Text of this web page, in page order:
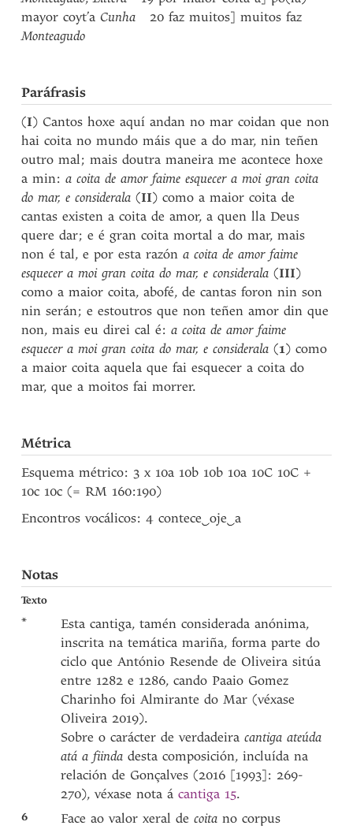
mayor coyt’aCunha 20 faz muitos] muitos faz
Monteagudo
Paráfrasis
(I) Cantos hoxe aquí andan no mar coidan que non
hai coita no mundo máis que a do mar, nin teñen
outro mal; mais doutra maneira me acontece hoxe
a min:a coita de amor faime esquecer a moi gran coita
do mar, e considerala (II) como a maior coita de
cantas existen a coita de amor, a quen lla Deus
quere dar; e é gran coita mortal a do mar, mais
non é tal, e por esta razóna coita de amor faime
esquecer a moi gran coita do mar, e considerala (III)
como a maior coita, abofé, de cantas foron nin son
nin serán; e estoutros que non teñen amor din que
non, mais eu direi cal é:a coita de amor faime
esquecer a moi gran coita do mar, e considerala (1) como
a maior coita aquela que fai esquecer a coita do
mar, que a moitos fai morrer.
Métrica
Esquema métrico: 3 x 10a 10b 10b 10a 10C 10C +
10c 10c (= RM 160:190)
Encontros vocálicos: 4 contece ‿oje ‿a
Notas
Texto
*
Esta cantiga, tamén considerada anónima,
inscrita na temática mariña, forma parte do
ciclo que António Resende de Oliveira sitúa
entre 1282 e 1286, cando Paaio Gomez
Charinho foi Almirante do Mar (véxase
Oliveira 2019).
Sobre o carácter de verdadeiracantiga ateúda
atá a fiinda desta composición, incluída na
relación de Gonçalves (2016 [1993]: 269-
270), véxase nota ácantiga 15.
6 Face ao valor xeral decoitano corpus